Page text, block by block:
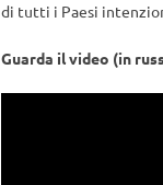
di tutti i Paesi
Guarda il video (in